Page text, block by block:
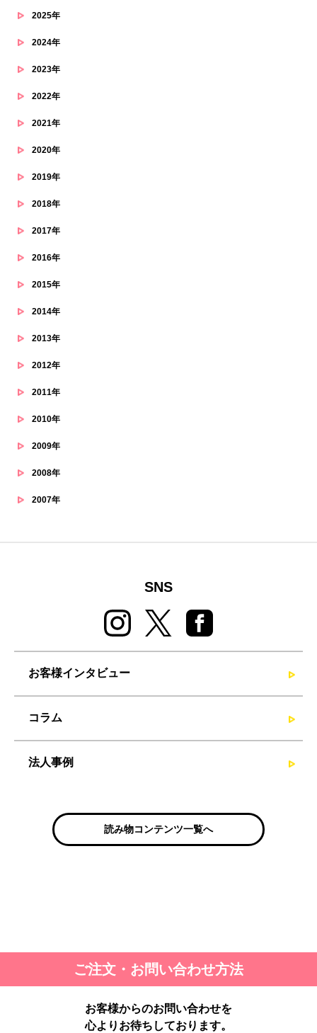
2025年
2024年
2023年
2022年
2021年
2020年
2019年
2018年
2017年
2016年
2015年
2014年
2013年
2012年
2011年
2010年
2009年
2008年
2007年
SNS
お客様インタビュー
コラム
法人事例
読み物コンテンツ一覧へ
ご注文・お問い合わせ方法
お客様からのお問い合わせを
心よりお待ちしております。